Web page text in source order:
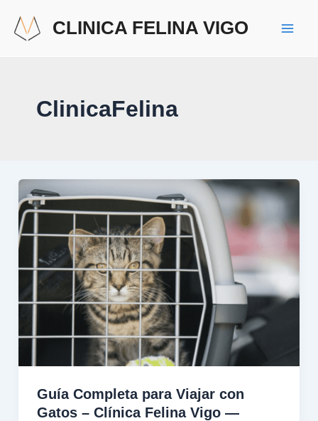
CLINICA FELINA VIGO
ClinicaFelina
Guía Completa para Viajar con
Gatos – Clínica Felina Vigo —
de